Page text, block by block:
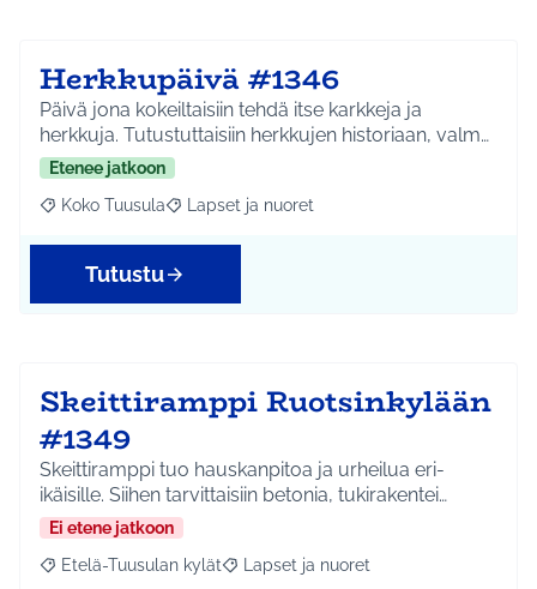
Herkkupäivä #1346
Päivä jona kokeiltaisiin tehdä itse karkkeja ja
herkkuja. Tutustuttaisiin herkkujen historiaan, valm…
Etenee jatkoon
Rajaa tulokset aihepiirin mukaan: Koko Tuusula
Koko Tuusula Rajaa tulokset teeman mukaan: Lapset ja
Lapset ja nuoret
Tutustu
Skeittiramppi Ruotsinkylään
#1349
Skeittiramppi tuo hauskanpitoa ja urheilua eri-
ikäisille. Siihen tarvittaisiin betonia, tukirakentei…
Ei etene jatkoon
Rajaa tulokset aihepiirin mukaan: Etelä-Tuusulan kylät
Etelä-Tuusulan kylät Rajaa tulokset teeman mukaan: Lapset
Lapset ja nuoret